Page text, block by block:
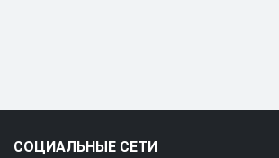
СОЦИАЛЬНЫЕ СЕТИ